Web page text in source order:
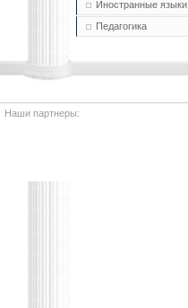
Иностранные языки
Педагогика
Наши партнеры: